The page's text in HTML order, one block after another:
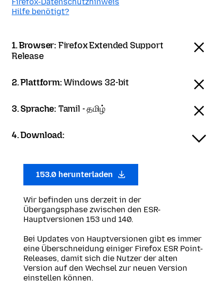
Hilfe benötigt?
1. Browser: Firefox Extended Support
Release
2. Plattform:Windows 32-bit
3. Sprache: Tamil - தமிழ்
4. Download:
153.0 herunterladen
Wir befinden uns derzeit in der
Übergangsphase zwischen den ESR-
Hauptversionen 153 und 140.
Bei Updates von Hauptversionen gibt es immer
eine Überschneidung einiger Firefox ESR Point-
Releases, damit sich die Nutzer der alten
Version auf den Wechsel zur neuen Version
einstellen können.